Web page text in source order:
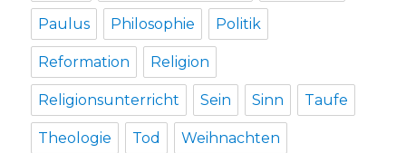
Paulus Philosophie Politik
Reformation Religion
Religionsunterricht Sein Sinn Taufe
Theologie Tod Weihnachten